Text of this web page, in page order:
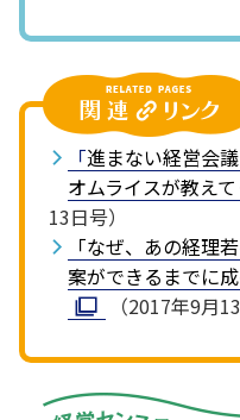
「進まない経営会
オムライスが教えて
13日号）
「なぜ、あの経理
案ができるまでに
（2017年9月